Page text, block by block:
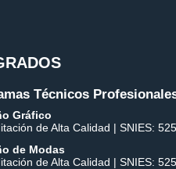
Técnicos
Gráfico
de Alta Calidad | SNIES:
de Modas
de Alta Calidad | SNIES: